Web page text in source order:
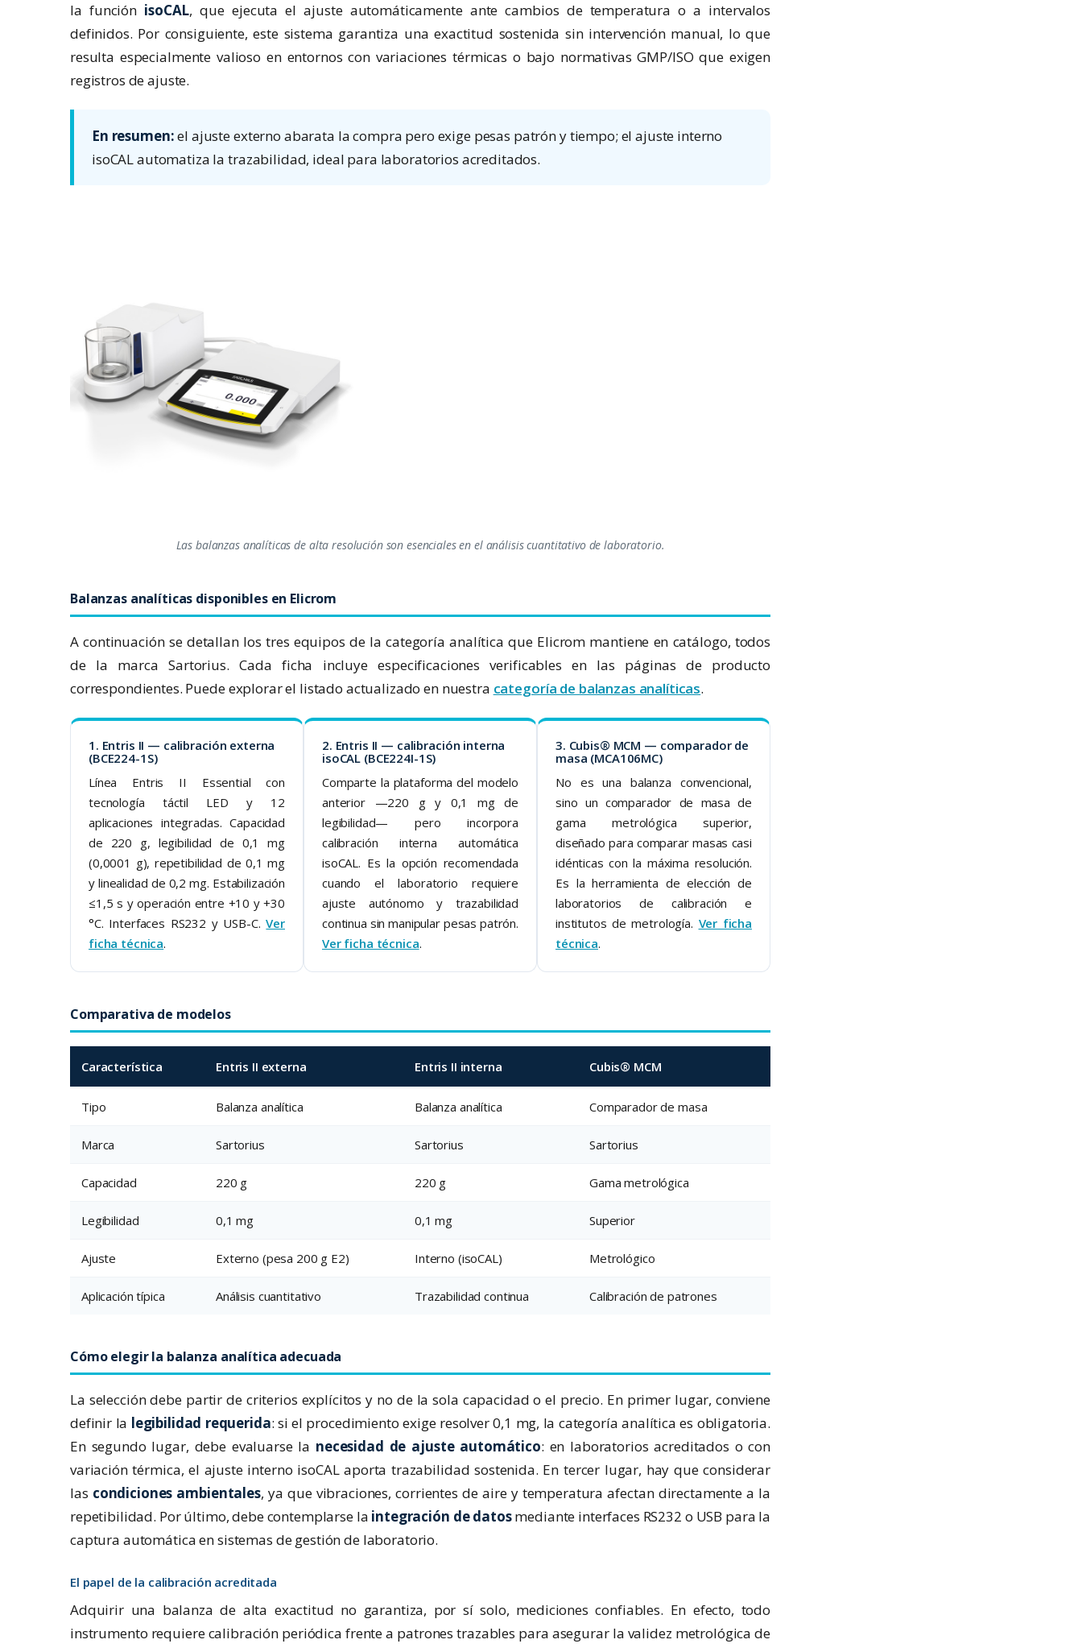
la función isoCAL, que ejecuta el ajuste automáticamente ante cambios de temperatura o a intervalos
definidos. Por consiguiente, este sistema garantiza una exactitud sostenida sin intervención manual, lo que
resulta especialmente valioso en entornos con variaciones térmicas o bajo normativas GMP/ISO que exigen
registros de ajuste.
En resumen:el ajuste externo abarata la compra pero exige pesas patrón y tiempo; el ajuste interno
isoCAL automatiza la trazabilidad, ideal para laboratorios acreditados.
Las balanzas analíticas de alta resolución son esenciales en el análisis cuantitativo de laboratorio.
Balanzas analíticas disponibles en Elicrom
A continuación se detallan los tres equipos de la categoría analítica que Elicrom mantiene en catálogo, todos
de la marca Sartorius. Cada ficha incluye especificaciones verificables en las páginas de producto
correspondientes. Puede explorar el listado actualizado en nuestra categoría de balanzas analíticas.
1. Entris II — calibración externa
(BCE224-1S)
Línea Entris II Essential con
tecnología táctil LED y 12
aplicaciones integradas. Capacidad
de 220 g, legibilidad de 0,1 mg
(0,0001 g), repetibilidad de 0,1 mg
y linealidad de 0,2 mg. Estabilización
≤1,5 s y operación entre +10 y +30
°C. Interfaces RS232 y USB-C.Ver
ficha técnica.
2. Entris II — calibración interna
isoCAL (BCE224I-1S)
Comparte la plataforma del modelo
anterior —220 g y 0,1 mg de
legibilidad— pero incorpora
calibración interna automática
isoCAL. Es la opción recomendada
cuando el laboratorio requiere
ajuste autónomo y trazabilidad
continua sin manipular pesas patrón.
Ver ficha técnica.
3. Cubis® MCM — comparador de
masa (MCA106MC)
No es una balanza convencional,
sino un comparador de masa de
gama metrológica superior,
diseñado para comparar masas casi
idénticas con la máxima resolución.
Es la herramienta de elección de
laboratorios de calibración e
institutos de metrología. Ver ficha
técnica.
Comparativa de modelos
Característica Entris II externa Entris II interna Cubis® MCM
Tipo Balanza analítica Balanza analítica Comparador de masa
Marca Sartorius Sartorius Sartorius
Capacidad 220 g 220 g Gama metrológica
Legibilidad 0,1 mg 0,1 mg Superior
Ajuste Externo (pesa 200 g E2) Interno (isoCAL) Metrológico
Aplicación típica Análisis cuantitativo Trazabilidad continua Calibración de patrones
Cómo elegir la balanza analítica adecuada
La selección debe partir de criterios explícitos y no de la sola capacidad o el precio. En primer lugar, conviene
definir la legibilidad requerida: si el procedimiento exige resolver 0,1 mg, la categoría analítica es obligatoria.
En segundo lugar, debe evaluarse la necesidad de ajuste automático: en laboratorios acreditados o con
variación térmica, el ajuste interno isoCAL aporta trazabilidad sostenida. En tercer lugar, hay que considerar
las condiciones ambientales, ya que vibraciones, corrientes de aire y temperatura afectan directamente a la
repetibilidad. Por último, debe contemplarse la integración de datosmediante interfaces RS232 o USB para la
captura automática en sistemas de gestión de laboratorio.
El papel de la calibración acreditada
Adquirir una balanza de alta exactitud no garantiza, por sí solo, mediciones confiables. En efecto, todo
instrumento requiere calibración periódica frente a patrones trazables para asegurar la validez metrológica de